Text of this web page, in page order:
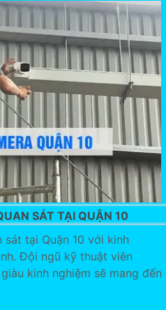
SÁT TẠI QUẬN 10
sát tại Quận 10 với kinh
Đội ngũ kỹ thuật viên
kinh nghiệm sẽ mang đến